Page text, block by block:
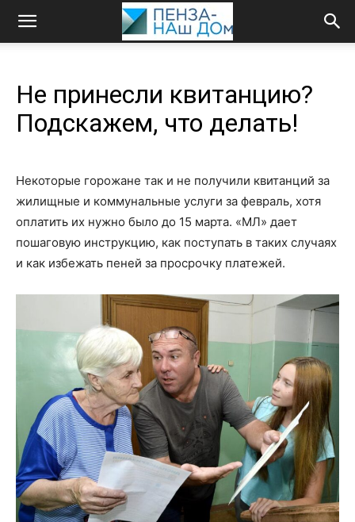
Не принесли квитанцию?
Подскажем, что делать!
Некоторые горожане так и не получили квитанций за
жилищные и коммунальные услуги за февраль, хотя
оплатить их нужно было до 15 марта. «МЛ» дает
пошаговую инструкцию, как поступать в таких случаях
и как избежать пеней за просрочку платежей.